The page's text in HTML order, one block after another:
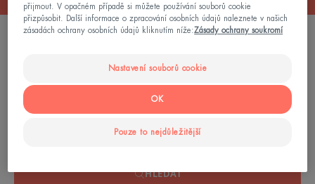
0 výsledek "Odličovače na oči"
Hledání podle problému, řady nebo typu produktu
HLEDAT
přijmout. V opačném případě si můžete používání souborů cookie
přizpůsobit. Další informace o zpracování osobních údajů naleznete v našich
zásadách ochrany osobních údajů kliknutím níže:Zásady ochrany soukromí
Nastavení souborů cookie
Pouze to nejdůležitější
OK